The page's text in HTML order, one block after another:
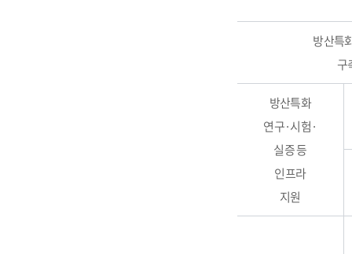
방산특
구
방산특화
연구·시험·
실증 등
인프라
지원